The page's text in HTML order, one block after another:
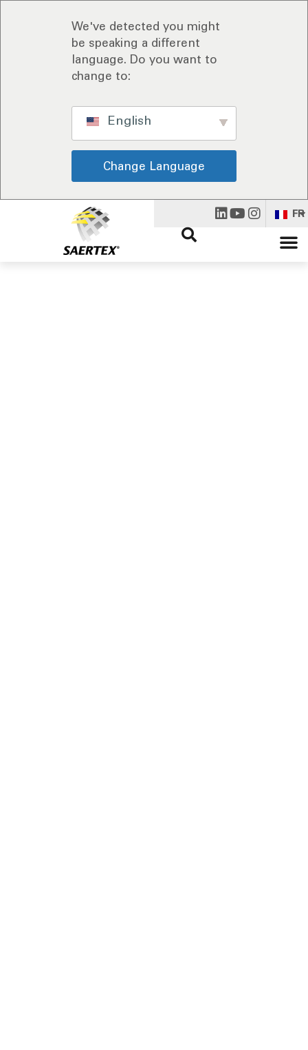
We've detected you might
be speaking a different
language. Do you want to
change to:
English
Change Language
FR